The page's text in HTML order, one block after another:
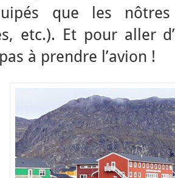
que les nôtres
etc.). Et pour aller
à prendre l’avion !